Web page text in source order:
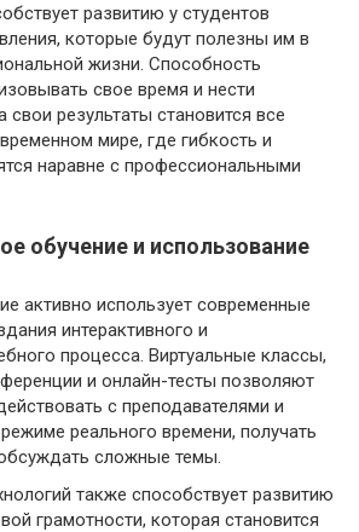
развитию у студентов
которые будут полезны им в
жизни. Способность
свое время и нести
свои результаты становится все
мире, где гибкость и
наравне с профессиональными
обучение и использование
активно использует современные
интерактивного и
процесса. Виртуальные классы,
и онлайн-тесты позволяют
с преподавателями и
реального времени, получать
сложные темы.
также способствует развитию
грамотности, которая становится